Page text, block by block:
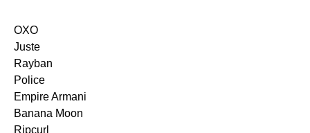
OXO
Juste
Rayban
Police
Empire Armani
Banana Moon
Ripcurl